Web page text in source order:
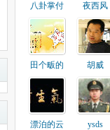
八卦掌付 夜西风
田个畈的 胡威
漂泊的云 ysds